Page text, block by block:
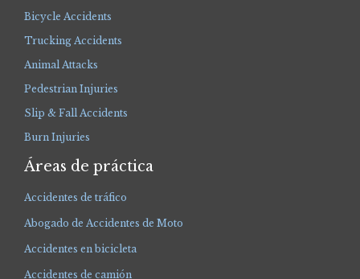
Bicycle Accidents
Trucking Accidents
Animal Attacks
Pedestrian Injuries
Slip & Fall Accidents
Burn Injuries
Áreas de práctica
Accidentes de tráfico
Abogado de Accidentes de Moto
Accidentes en bicicleta
Accidentes de camión